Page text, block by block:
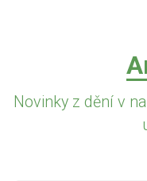
A
Novinky z dění v